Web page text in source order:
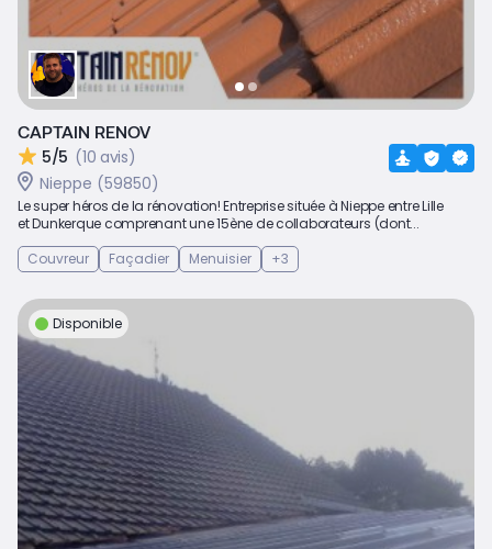
CAPTAIN RENOV
5/5 (10 avis)
Nieppe (59850)
Le super héros de la rénovation! Entreprise située à Nieppe entre Lille
et Dunkerque comprenant une 15ène de collaborateurs (dont...
Couvreur
Façadier Menuisier +3
Disponible